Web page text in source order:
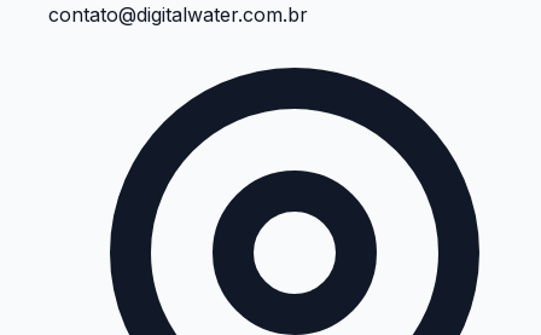
contato@digitalwater.com.br